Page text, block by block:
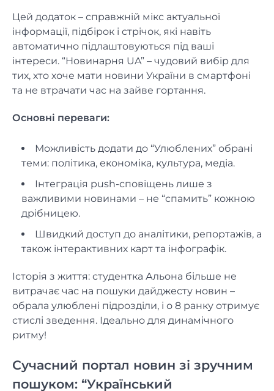
Цей додаток – справжній мікс актуальної
інформації, підбірок і стрічок, які навіть
автоматично підлаштовуються під ваші
інтереси. “Новинарня UA” – чудовий вибір для
тих, хто хоче мати новини України в смартфоні
та не втрачати час на зайве гортання.
Основні переваги:
Можливість додати до “Улюблених” обрані
теми: політика, економіка, культура, медіа.
Інтеграція push-сповіщень лише з
важливими новинами – не “спамить” кожною
дрібницею.
Швидкий доступ до аналітики, репортажів, а
також інтерактивних карт та інфографік.
Історія з життя: студентка Альона більше не
витрачає час на пошуки дайджесту новин –
обрала улюблені підрозділи, і о 8 ранку отримує
стислі зведення. Ідеально для динамічного
ритму!
Сучасний портал новин зі зручним
пошуком: “Український